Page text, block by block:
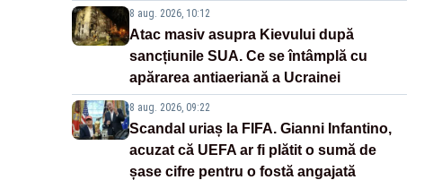
8 aug. 2026, 10:12
Atac masiv asupra Kievului după
sancțiunile SUA. Ce se întâmplă cu
apărarea antiaeriană a Ucrainei
8 aug. 2026, 09:22
Scandal uriaș la FIFA. Gianni Infantino,
acuzat că UEFA ar fi plătit o sumă de
șase cifre pentru o fostă angajată